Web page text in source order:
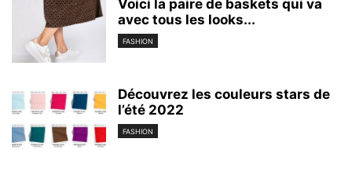
Voici la paire de baskets qui va
avec tous les looks...
FASHION
Découvrez les couleurs stars de
l’été 2022
FASHION